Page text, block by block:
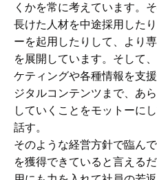
くかを常に考えています。
長けた人材を中途採用した
ーを起用したりして、より
を展開しています。そして
ケティングや各種情報を支
ジタルコンテンツまで、あ
していくことをモットーに
話す。
そのような経営方針で臨ん
を獲得できていると言える